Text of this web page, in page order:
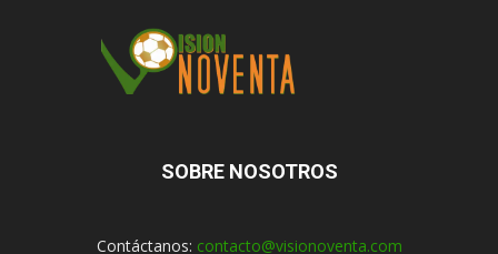
SOBRE NOSOTROS
Contáctanos: contacto@visionoventa.com